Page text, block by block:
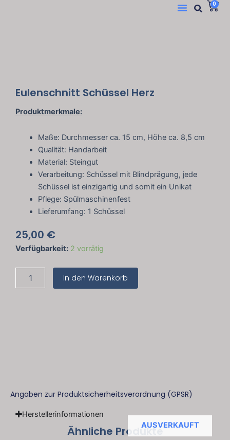
Menü 0
Eulenschnitt Schüssel Herz
Produktmerkmale:
Maße: Durchmesser ca. 15 cm, Höhe ca. 8,5 cm
Qualität: Handarbeit
Material: Steingut
Verarbeitung: Schüssel mit Blindprägung, jede
Schüssel ist einzigartig und somit ein Unikat
Pflege: Spülmaschinenfest
Lieferumfang: 1 Schüssel
25,00 €
Verfügbarkeit: 2 vorrätig
Eulenschnitt
Herz
Menge
In den Warenkorb
Angaben zur Produktsicherheitsverordnung (GPSR)
Herstellerinformationen
Ähnliche ProdukteAUSVERKAUFT